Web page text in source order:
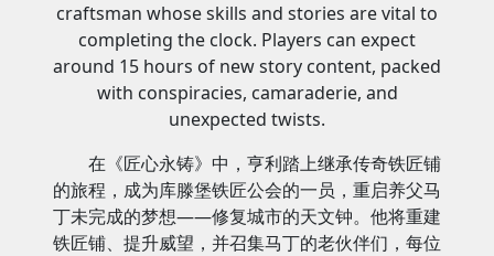
craftsman whose skills and stories are vital to
completing the clock. Players can expect
around 15 hours of new story content, packed
with conspiracies, camaraderie, and
unexpected twists.
在《匠心永铸》中，亨利踏上继承传奇铁匠铺
的旅程，成为库滕堡铁匠公会的一员，重启养父马
丁未完成的梦想——修复城市的天文钟。他将重建
铁匠铺、提升威望，并召集马丁的老伙伴们，每位